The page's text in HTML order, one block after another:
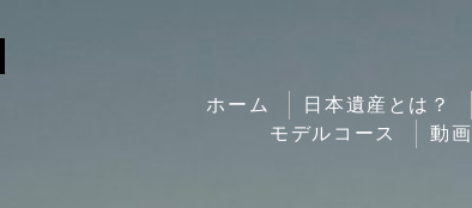
ホーム 日本遺産とは？
モデルコース
動画